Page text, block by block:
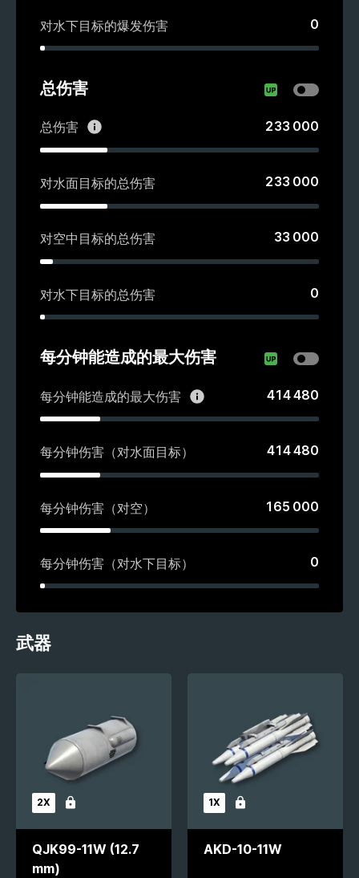
对水下目标的爆发伤害 0
总伤害
总伤害 233 000
对水面目标的总伤害 233 000
对空中目标的总伤害 33 000
对水下目标的总伤害 0
每分钟能造成的最大伤害
每分钟能造成的最大伤害 414 480
每分钟伤害（对水面目标） 414 480
每分钟伤害（对空） 165 000
每分钟伤害（对水下目标） 0
武器
2X 未解锁
QJK99-11W (12.7
mm)
1X 未解锁
AKD-10-11W